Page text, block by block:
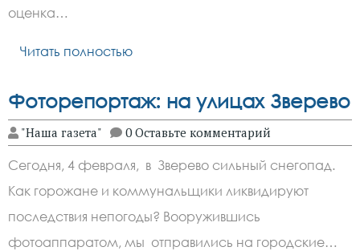
оценка…
Читать полностью
Фоторепортаж: на улицах Зверево
"Наша газета" 0 Оставьте комментарий
Сегодня, 4 февраля, в Зверево сильный снегопад.
Как горожане и коммунальщики ликвидируют
последствия непогоды? Вооружившись
фотоаппаратом, мы отправились на городские…